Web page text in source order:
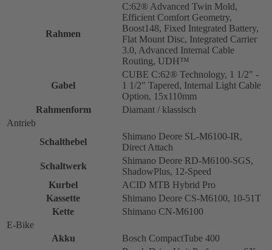
Rahmen
C:62® Advanced Twin Mold,
Efficient Comfort Geometry,
Boost148, Fixed Integrated Battery,
Flat Mount Disc, Integrated Carrier
3.0, Advanced Internal Cable
Routing, UDH™
Gabel
CUBE C:62® Technology, 1 1/2" -
1 1/2" Tapered, Internal Light Cable
Option, 15x110mm
Rahmenform
Diamant / klassisch
Antrieb
Schalthebel
Shimano Deore SL-M6100-IR,
Direct Attach
Schaltwerk
Shimano Deore RD-M6100-SGS,
ShadowPlus, 12-Speed
Kurbel
ACID MTB Hybrid Pro
Kassette
Shimano Deore CS-M6100, 10-51T
Kette
Shimano CN-M6100
E-Bike
Akku
Bosch CompactTube 400